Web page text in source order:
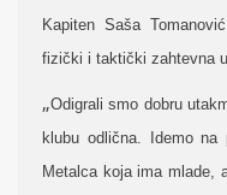
Kapiten Saša
fizički i taktički zahtevna
„Odigrali smo dobru
klubu odlična. Idemo
Metalca koja ima mlade,